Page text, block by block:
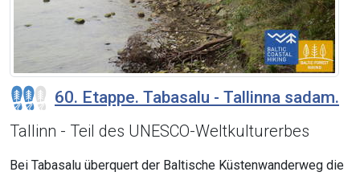
60. Etappe. Tabasalu - Tallinna sadam.
Tallinn - Teil des UNESCO-Weltkulturerbes
Bei Tabasalu überquert der Baltische Küstenwanderweg die